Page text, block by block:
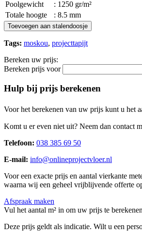
Poolgewicht
: 1250 gr/m²
Totale hoogte
: 8.5 mm
Toevoegen aan stalendoosje
Tags: moskou, projecttapijt
Bereken uw prijs:
Bereken prijs voor
Hulp bij prijs berekenen
Voor het berekenen van uw prijs kunt u het
Komt u er even niet uit? Neem dan contact
Telefoon: 038 385 69 50
E-mail: info@onlineprojectvloer.nl
Voor een exacte prijs en aantal vierkante
waarna wij een geheel vrijblijvende offerte
Afspraak maken
Vul het aantal m² in om uw prijs te
Deze prijs geldt als indicatie. Wilt u een